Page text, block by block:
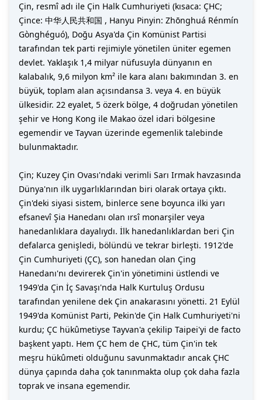
Çin, resmî adı ile Çin Halk Cumhuriyeti (kısaca: ÇHC;
Çince: 中华人民共和国 , Hanyu Pinyin: Zhōnghuá Rénmín
Gònghéguó), Doğu Asya'da Çin Komünist Partisi
tarafından tek parti rejimiyle yönetilen üniter egemen
devlet. Yaklaşık 1,4 milyar nüfusuyla dünyanın en
kalabalık, 9,6 milyon km² ile kara alanı bakımından 3. en
büyük, toplam alan açısındansa 3. veya 4. en büyük
ülkesidir. 22 eyalet, 5 özerk bölge, 4 doğrudan yönetilen
şehir ve Hong Kong ile Makao özel idari bölgesine
egemendir ve Tayvan üzerinde egemenlik talebinde
bulunmaktadır.
Çin; Kuzey Çin Ovası'ndaki verimli Sarı Irmak havzasında
Dünya'nın ilk uygarlıklarından biri olarak ortaya çıktı.
Çin'deki siyasi sistem, binlerce sene boyunca ilki yarı
efsanevî Şia Hanedanı olan ırsî monarşiler veya
hanedanlıklara dayalıydı. İlk hanedanlıklardan beri Çin
defalarca genişledi, bölündü ve tekrar birleşti. 1912'de
Çin Cumhuriyeti (ÇC), son hanedan olan Çing
Hanedanı'nı devirerek Çin'in yönetimini üstlendi ve
1949'da Çin İç Savaşı'nda Halk Kurtuluş Ordusu
tarafından yenilene dek Çin anakarasını yönetti. 21 Eylül
1949'da Komünist Parti, Pekin'de Çin Halk Cumhuriyeti'ni
kurdu; ÇC hükûmetiyse Tayvan'a çekilip Taipei'yi de facto
başkent yaptı. Hem ÇC hem de ÇHC, tüm Çin'in tek
meşru hükûmeti olduğunu savunmaktadır ancak ÇHC
dünya çapında daha çok tanınmakta olup çok daha fazla
toprak ve insana egemendir.